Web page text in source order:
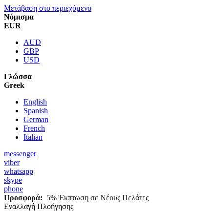
Μετάβαση στο περιεχόμενο
Νόμισμα
EUR
AUD
GBP
USD
Γλώσσα
Greek
English
Spanish
German
French
Italian
messenger
viber
whatsapp
skype
phone
Προσφορά: 5% Έκπτωση σε Νέους Πελάτες
Εναλλαγή Πλοήγησης